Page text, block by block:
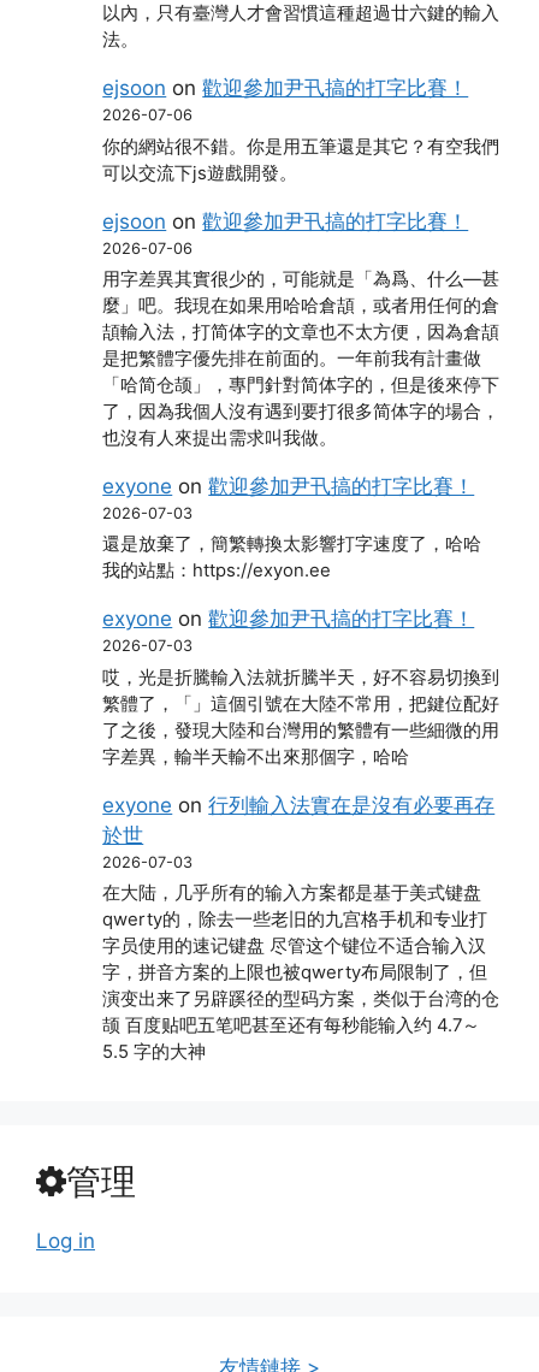
以內，只有臺灣人才會習慣這種超過廿六鍵的輸入
法。
ejsoon on歡迎參加尹卂搞的打字比賽！
2026-07-06
你的網站很不錯。你是用五筆還是其它？有空我們
可以交流下js遊戲開發。
ejsoon on歡迎參加尹卂搞的打字比賽！
2026-07-06
用字差異其實很少的，可能就是「為爲、什么―甚
麼」吧。我現在如果用哈哈倉頡，或者用任何的倉
頡輸入法，打简体字的文章也不太方便，因為倉頡
是把繁體字優先排在前面的。一年前我有計畫做
「哈简仓颉」，專門針對简体字的，但是後來停下
了，因為我個人沒有遇到要打很多简体字的場合，
也沒有人來提出需求叫我做。
exyone on歡迎參加尹卂搞的打字比賽！
2026-07-03
還是放棄了，簡繁轉換太影響打字速度了，哈哈
我的站點：https://exyon.ee
exyone on歡迎參加尹卂搞的打字比賽！
2026-07-03
哎，光是折騰輸入法就折騰半天，好不容易切換到
繁體了，「」這個引號在大陸不常用，把鍵位配好
了之後，發現大陸和台灣用的繁體有一些細微的用
字差異，輸半天輸不出來那個字，哈哈
exyone on行列輸入法實在是沒有必要再存
於世
2026-07-03
在大陆，几乎所有的输入方案都是基于美式键盘
qwerty的，除去一些老旧的九宫格手机和专业打
字员使用的速记键盘 尽管这个键位不适合输入汉
字，拼音方案的上限也被qwerty布局限制了，但
演变出来了另辟蹊径的型码方案，类似于台湾的仓
颉 百度贴吧五笔吧甚至还有每秒能输入约 4.7～
5.5 字的大神
管理
Log in
友情鏈接 >